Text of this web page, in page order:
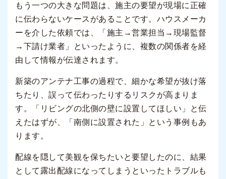
もう一つの大きな問題は、施主の要望が現場に正確
に伝わらないケースがあることです。ハウスメーカ
ーを介した依頼では、「施主→営業担当→現場監督
→下請け業者」といったように、複数の関係者を経
由して情報が伝達されます。
新築のアンテナ工事の過程で、細かな希望が抜け落
ちたり、誤って伝わったりするリスクが高まりま
す。「リビングの北側の壁に設置してほしい」と伝
えたはずが、「南側に設置された」という事例もあ
ります。
配線を隠して美観を保ちたいと要望したのに、結果
として露出配線になってしまうといったトラブルも